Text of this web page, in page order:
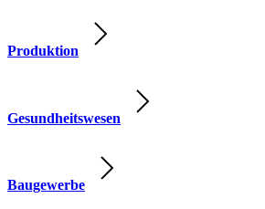
Produktion
Gesundheitswesen
Baugewerbe